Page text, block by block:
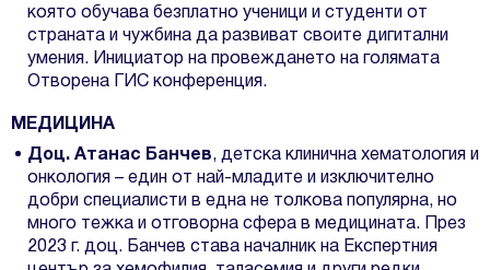
която обучава безплатно ученици и студенти от
страната и чужбина да развиват своите дигитални
умения. Инициатор на провеждането на голямата
Отворена ГИС конференция.
МЕДИЦИНА
Доц. Атанас Банчев, детска клинична хематология и
онкология – един от най-младите и изключително
добри специалисти в една не толкова популярна, но
много тежка и отговорна сфера в медицината. През
2023 г. доц. Банчев става началник на Експертния